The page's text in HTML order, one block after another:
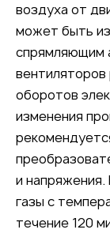
воздуха от
может быть
спрямляющим
вентиляторов
оборотов
изменения
и
газы с
течение 120